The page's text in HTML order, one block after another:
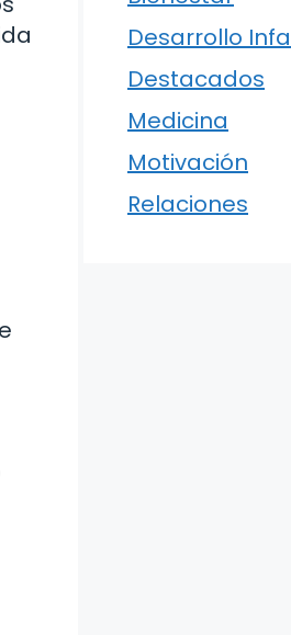
Desarrollo
Destacados
Medicina
Motivación
Relaciones